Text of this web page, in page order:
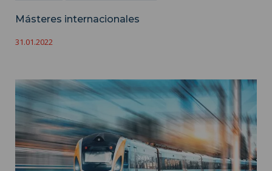
Másteres internacionales
31.01.2022
Máster especializado en sistemas de transporte ferroviario y
urbano ">